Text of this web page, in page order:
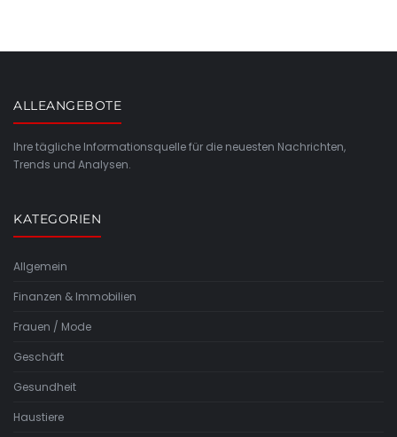
ALLEANGEBOTE
Ihre tägliche Informationsquelle für die neuesten Nachrichten,
Trends und Analysen.
KATEGORIEN
Allgemein
Finanzen & Immobilien
Frauen / Mode
Geschäft
Gesundheit
Haustiere